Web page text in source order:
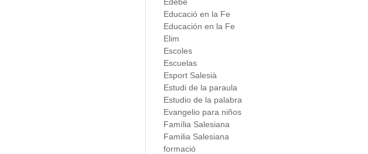
Educació en la Fe
Educación en la Fe
Elim
Escoles
Escuelas
Esport Salesià
Estudi de la paraula
Estudio de la palabra
Evangelio para niños
Família Salesiana
Familia Salesiana
formació